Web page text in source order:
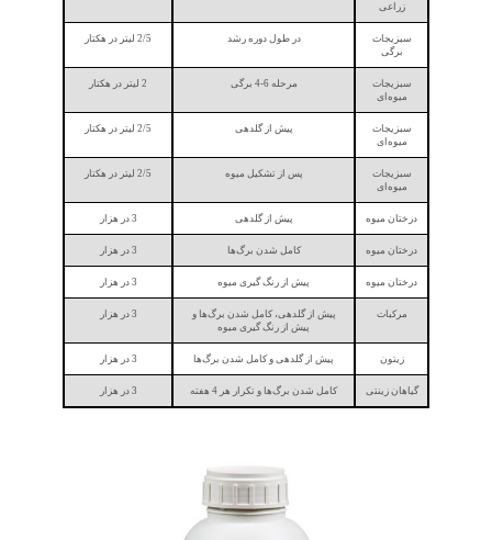
زراعی
سبزیجات
برگی
در طول دوره رشد 2/5 لیتر در هکتار
سبزیجات
میوه‌ای
مرحله 6-4 برگی 2 لیتر در هکتار
سبزیجات
میوه‌ای
پیش از گلدهی 2/5 لیتر در هکتار
سبزیجات
میوه‌ای
پس از تشکیل میوه 2/5 لیتر در هکتار
درختان میوه پیش از گلدهی 3 در هزار
درختان میوه کامل شدن برگ‌ها 3 در هزار
درختان میوه پیش از رنگ گیری میوه 3 در هزار
مرکبات
پیش از گلدهی، کامل شدن برگ‌ها و
پیش از رنگ گیری میوه
3 در هزار
زیتون پیش از گلدهی و کامل شدن برگ‌ها 3 در هزار
گیاهان زینتی کامل شدن برگ‌ها و تکرار هر 4 هفته 3 در هزار